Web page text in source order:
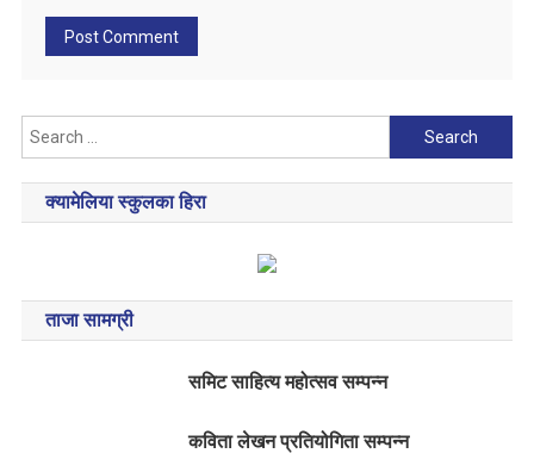
Search
for:
क्यामेलिया स्कुलका हिरा
ताजा सामग्री
समिट साहित्य महोत्सव सम्पन्न
कविता लेखन प्रतियोगिता सम्पन्न